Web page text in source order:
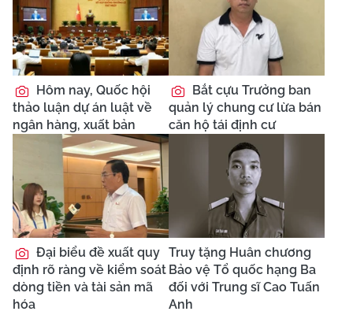
Hôm nay, Quốc hội
thảo luận dự án luật về
ngân hàng, xuất bản
Bắt cựu Trưởng ban
quản lý chung cư lừa bán
căn hộ tái định cư
Đại biểu đề xuất quy
định rõ ràng về kiểm soát
dòng tiền và tài sản mã
hóa
Truy tặng Huân chương
Bảo vệ Tổ quốc hạng Ba
đối với Trung sĩ Cao Tuấn
Anh